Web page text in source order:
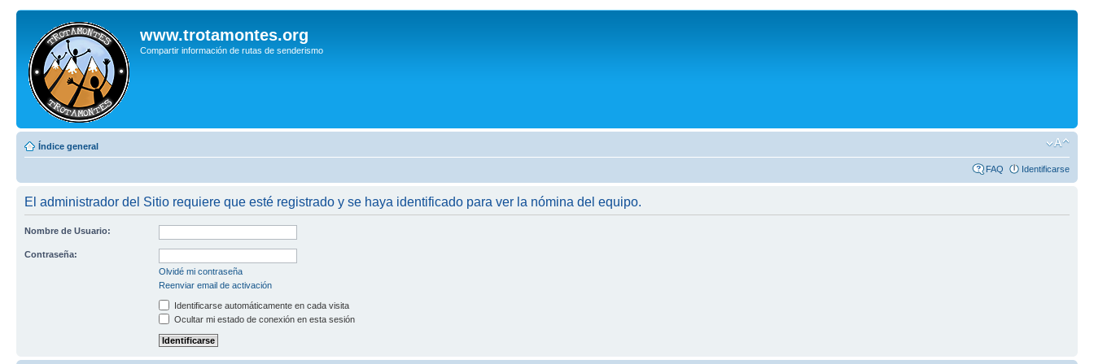
www.trotamontes.org
Compartir información de rutas de senderismo
Índice general
FAQ Identificarse
El administrador del Sitio requiere que esté registrado y se haya identificado para ver la nómina del equipo.
Nombre de Usuario:
Contraseña:
Olvidé mi contraseña
Reenviar email de activación
Identificarse automáticamente en cada visita
Ocultar mi estado de conexión en esta sesión